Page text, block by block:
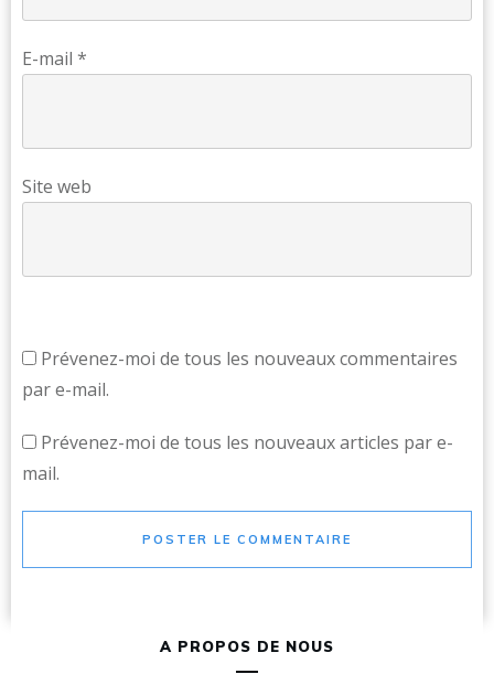
E-mail *
Site web
Prévenez-moi de tous les nouveaux commentaires
par e-mail.
Prévenez-moi de tous les nouveaux articles par e-
mail.
POSTER LE COMMENTAIRE
A PROPOS DE NOUS